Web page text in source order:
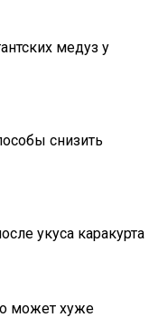
медуз у
снизить
укуса каракурта
может хуже